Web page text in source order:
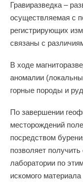
Гравиразведка –
осуществляемая с
регистрирующих
связаны с
В ходе
аномалии
горные породы и
По завершении
месторождений
посредством
позволяет
лаборатории по
искомого материала